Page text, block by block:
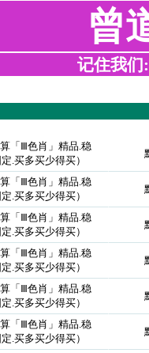
曾
记住我们
Ⅲ色肖」精品.稳
多买少得买）
Ⅲ色肖」精品.稳
多买少得买）
Ⅲ色肖」精品.稳
多买少得买）
Ⅲ色肖」精品.稳
多买少得买）
Ⅲ色肖」精品.稳
多买少得买）
Ⅲ色肖」精品.稳
多买少得买）